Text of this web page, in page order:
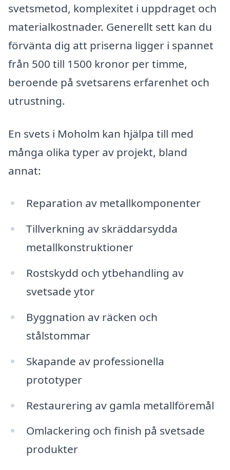
svetsmetod, komplexitet i uppdraget och
materialkostnader. Generellt sett kan du
förvänta dig att priserna ligger i spannet
från 500 till 1500 kronor per timme,
beroende på svetsarens erfarenhet och
utrustning.
En svets i Moholm kan hjälpa till med
många olika typer av projekt, bland
annat:
Reparation av metallkomponenter
Tillverkning av skräddarsydda
metallkonstruktioner
Rostskydd och ytbehandling av
svetsade ytor
Byggnation av räcken och
stålstommar
Skapande av professionella
prototyper
Restaurering av gamla metallföremål
Omlackering och finish på svetsade
produkter